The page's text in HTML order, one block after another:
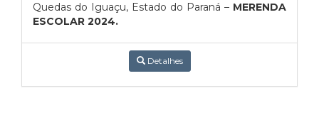
Quedas do Iguaçu, Estado do Paraná – MERENDA
ESCOLAR 2024.
Detalhes